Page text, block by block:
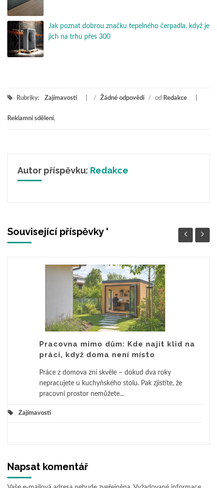
Jak poznat dobrou značku tepelného čerpadla, když je
jich na trhu přes 300
Rubriky: Zajímavosti / Žádné odpovědi / od Redakce
Reklamní sdělení,
Autor příspěvku: Redakce
Související příspěvky '
Pracovna mimo dům: Kde najít klid na
práci, když doma není místo
Práce z domova zní skvěle – dokud dva roky
nepracujete u kuchyňského stolu. Pak zjistíte, že
pracovní prostor nemůžete...
Zajímavosti
Napsat komentář